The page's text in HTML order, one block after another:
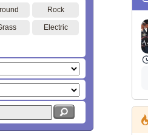
Rock
Electric